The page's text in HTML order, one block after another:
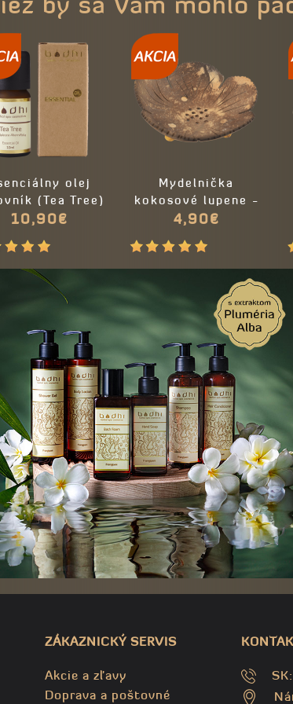
olej
(Tea Tree)
10,90€
Mydelnička
kokosové lupene -
drevená
4,90€
ZÁKAZNICKÝ SERVIS
Akcie a zľavy
Doprava a poštovné